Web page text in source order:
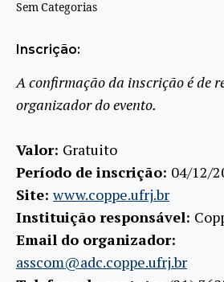
Sem Categorias
Inscrição:
A confirmação da inscrição é de
organizador do evento.
Valor: Gratuito
Período de inscrição: 04/12/
Site:www.coppe.ufrj.br
Instituição responsável:
Email do organizador:
asscom@adc.coppe.ufrj.br